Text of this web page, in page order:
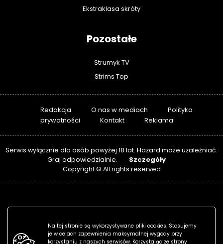
Ekstraklasa skróty
Pozostałe
Strumyk TV
Strims Top
Redakcja O nas w mediach
Polityka
prywatności
Kontakt Reklama
Serwis wyłącznie dla osób powyżej 18 lat. Hazard może uzależniać.
Graj odpowiedzialnie.
Szczegóły
Copyright © All rights reserved
Na tej stronie są wykorzystywane pliki cookies. Stosujemy
je w celach zapewnienia maksymalnej wygody przy
korzystaniu z naszych serwisów. Korzystając ze strony